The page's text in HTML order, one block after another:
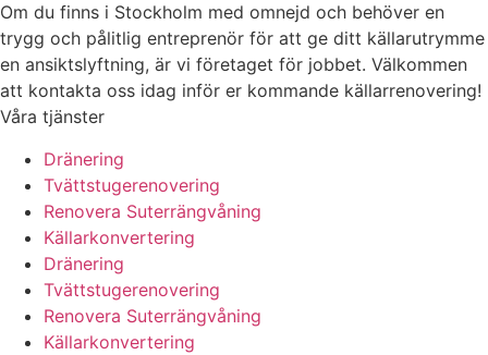
Om du finns i Stockholm med omnejd och behöver en
trygg och pålitlig entreprenör för att ge ditt källarutrymme
en ansiktslyftning, är vi företaget för jobbet. Välkommen
att kontakta oss idag inför er kommande källarrenovering!
Våra tjänster
Dränering
Tvättstugerenovering
Renovera Suterrängvåning
Källarkonvertering
Dränering
Tvättstugerenovering
Renovera Suterrängvåning
Källarkonvertering